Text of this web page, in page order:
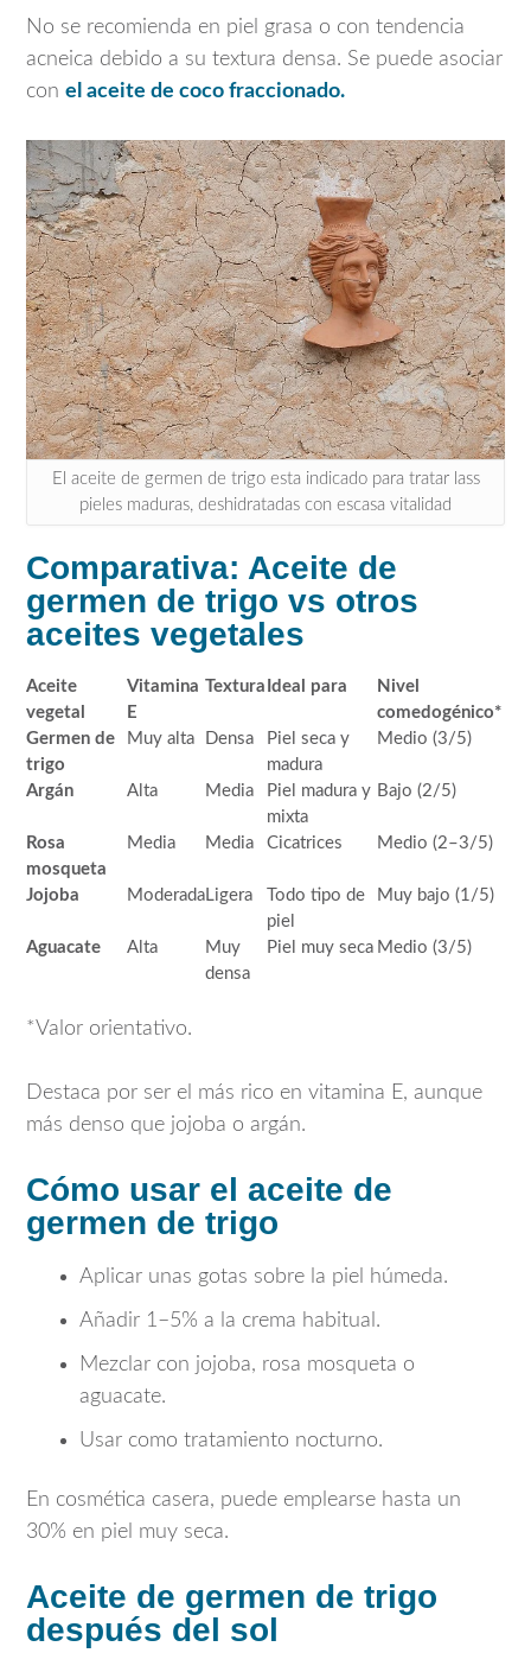
No se recomienda en piel grasa o con tendencia
acneica debido a su textura densa. Se puede asociar
con el aceite de coco fraccionado.
El aceite de germen de trigo esta indicado para tratar lass
pieles maduras, deshidratadas con escasa vitalidad
Comparativa: Aceite de
germen de trigo vs otros
aceites vegetales
Aceite
vegetal
Vitamina
E
Textura Ideal para
Nivel
comedogénico*
Germen de
trigo
Muy alta Densa
Piel seca y
madura
Medio (3/5)
Argán Alta Media
Piel madura y
mixta
Bajo (2/5)
Rosa
mosqueta
Media Media Cicatrices Medio (2–3/5)
Jojoba Moderada Ligera
Todo tipo de
piel
Muy bajo (1/5)
Aguacate Alta
Muy
densa
Piel muy seca Medio (3/5)
*Valor orientativo.
Destaca por ser el más rico en vitamina E, aunque
más denso que jojoba o argán.
Cómo usar el aceite de
germen de trigo
Aplicar unas gotas sobre la piel húmeda.
Añadir 1–5% a la crema habitual.
Mezclar con jojoba, rosa mosqueta o
aguacate.
Usar como tratamiento nocturno.
En cosmética casera, puede emplearse hasta un
30% en piel muy seca.
Aceite de germen de trigo
después del sol